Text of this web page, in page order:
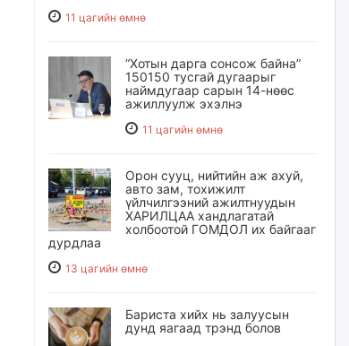
11 цагийн өмнө
“Хотын дарга сонсож байна”
150150 тусгай дугаарыг
наймдугаар сарын 14-нөөс
ажиллуулж эхэлнэ
11 цагийн өмнө
Орон сууц, нийтийн аж ахуй,
авто зам, тохижилт
үйлчилгээний ажилтнуудын
ХАРИЛЦАА хандлагатай
холбоотой ГОМДОЛ их байгааг
дурдлаа
13 цагийн өмнө
Бариста хийх нь залуусын
дунд яагаад трэнд болов